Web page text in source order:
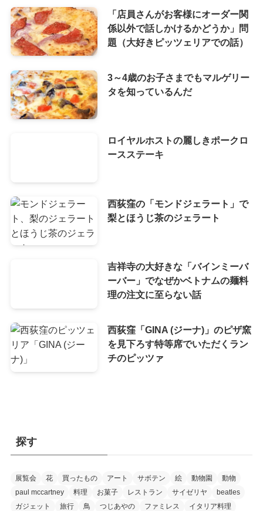
「店員さんがお客様にオーダー関
係以外で話しかけるかどうか」問
題（大好きピッツェリアでの話）
3～4歳のお子さまでもマルゲリー
タを知っているんだ
ロイヤルホストの麗しきポークロ
ースステーキ
西荻窪の「モンドジェラート」で
梨とほうじ茶のジェラート
吉祥寺の大好きな「バインミーバ
ーバー」でなぜかベトナムの麺料
理の注文に至らない話
西荻窪「GINA (ジーナ)」のピザ窯
を見下ろす特等席でいただくラン
チのピッツァ
探す
展覧会 花 買ったもの アート サボテン 絵 動物園
動物
paul mccartney
料理 お菓子 レストラン サイゼリヤ
beatles
ガジェット
旅行 鳥 つじあやの ファミレス イタリア料理